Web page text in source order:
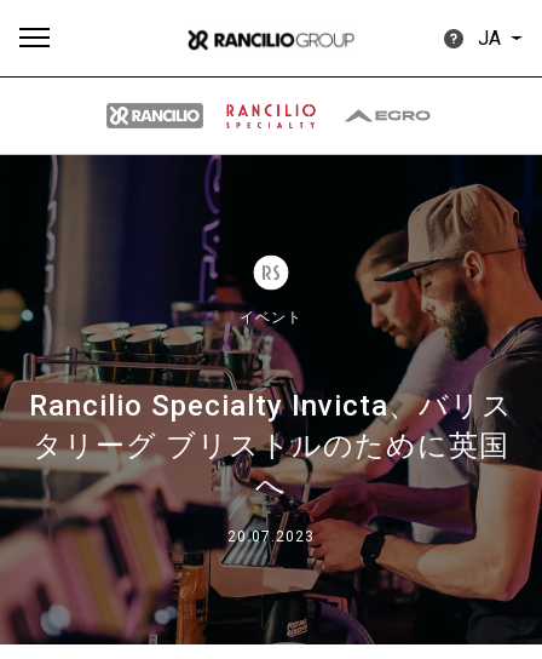
JA
イベント
Rancilio Specialty Invicta、バリス
タリーグ ブリストルのために英国
へ
20.07.2023
ニュ
ース
もっ
と見
る
Our brands
グループ
ニュース